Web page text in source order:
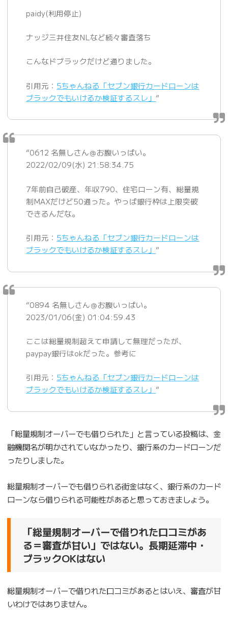
paidy(利用停止)
ナッジ三井住友NLなど続々審査落ち
こんなドブラックだけど通りました。
引用元： 5ちゃんねる「セブン銀行カードローンは
ブラックでもいけるか検証するスレ」 ”
“0612 名無しさん＠お腹いっぱい。
2022/02/09(水) 21:58:34.75
7年前自己破産、年収790、住宅ローン有、総量規
制MAXだけど50通った。やっぱ銀行枠は上限突破
できるんだな。
引用元： 5ちゃんねる「セブン銀行カードローンは
ブラックでもいけるか検証するスレ」 ”
“0894 名無しさん＠お腹いっぱい。
2023/01/06(金) 01:04:59.43
ここは総量規制超えて申請して無理だったが、
paypay銀行はokだった。参考に
引用元： 5ちゃんねる「セブン銀行カードローンは
ブラックでもいけるか検証するスレ」 ”
「総量規制オーバーでも借りられた」と言っている投稿は、金
融機関名が明かされていなかったり、銀行系のカードローンだ
ったりしました。
総量規制オーバーでも借りられる街金はなく、銀行系のカード
ローンなら借りられる可能性があると思っておきましょう。
「総量規制オーバーで借りれた口コミがあ
る＝審査が甘い」ではない。長期延滞中・
ブラックOKはない
総量規制オーバーで借りれた口コミがあるとはいえ、審査が甘
いわけではありません。